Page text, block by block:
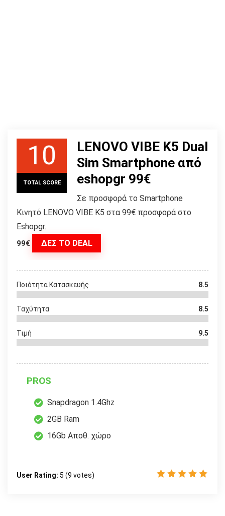
10
TOTAL SCORE
LENOVO VIBE K5 Dual
Sim Smartphone από
eshopgr 99€
Σε προσφορά το Smartphone
Κινητό LENOVO VIBE K5 στα 99€ προσφορά στο
Eshopgr.
99€ ΔΕΣ ΤΟ DEAL
Ποιότητα Κατασκευής 8.5
Ταχύτητα 8.5
Τιμή 9.5
PROS
Snapdragon 1.4Ghz
2GB Ram
16Gb Αποθ. χώρο
User Rating: 5 (9 votes)